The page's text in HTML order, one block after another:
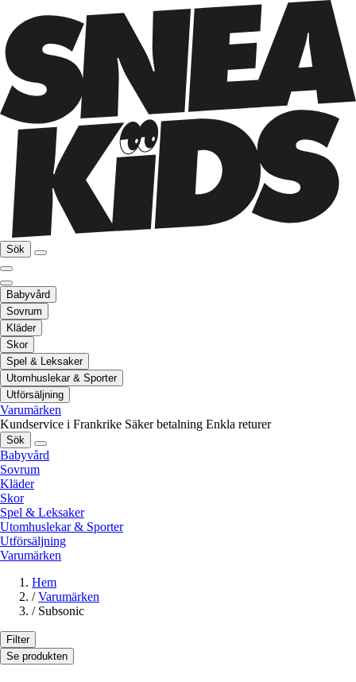
Sök
Babyvård
Sovrum
Kläder
Skor
Spel & Leksaker
Utomhuslekar & Sporter
Utförsäljning
Varumärken
Kundservice i Frankrike Säker betalning Enkla returer
Sök
Babyvård
Sovrum
Kläder
Skor
Spel & Leksaker
Utomhuslekar & Sporter
Utförsäljning
Varumärken
Hem
/ Varumärken
/ Subsonic
Filter
Se produkten